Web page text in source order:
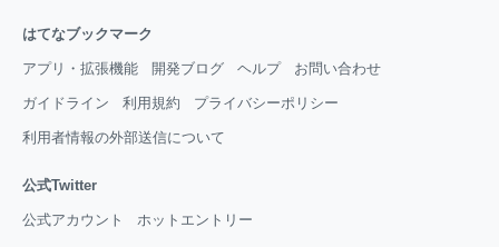
はてなブックマーク
アプリ・拡張機能 開発ブログ ヘルプ お問い合わせ
ガイドライン 利用規約 プライバシーポリシー
利用者情報の外部送信について
公式Twitter
公式アカウント ホットエントリー